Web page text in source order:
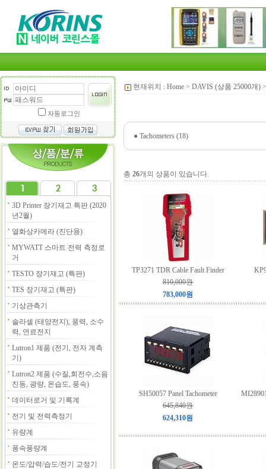
자동로그인
3D Printer 장기재고 특판 (2020
년2월)
열화상카메라 (진단용)
MYWATT 스마트 전력 측정로
거
TESTO 장기재고 (특판)
TES 장기재고 (특판)
기상관측기
솔라셀 (태양전지), 풍력, 소수
력, 연료전지
Lutron1 제품 (전기, 전자 계측
기)
Lutron2 제품 (수질,회전수,소음
진동, 광량, 온습도, 풍속)
데이터로거 및 기록계
전기 및 전력측정기
유량계
풍속풍량계
온도/압력/습도/전기 교정기
현재위치 : Home > DAVIS (상품 25000개)
● Tachometers (18)
총 26개의 상품이 있습니다.
TP3271 TDR Cable Fault Finder
810,000원
783,000원
SH50057 Panel Tachometer
645,840원
624,310원